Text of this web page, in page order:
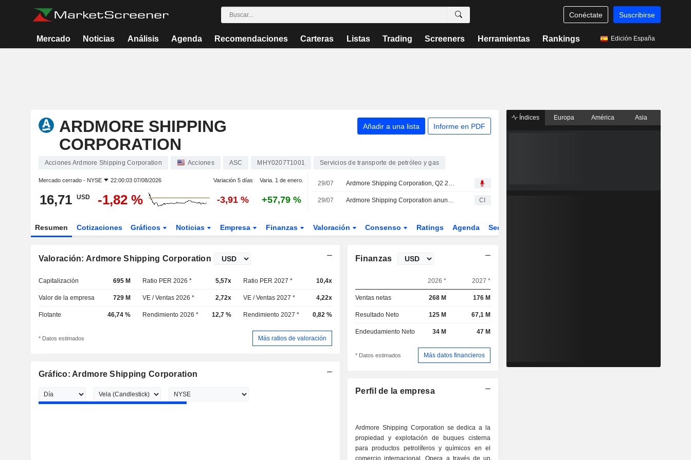
Conéctate Suscribirse
Mercado Noticias Análisis Agenda Recomendaciones Carteras Listas Trading Screeners Herramientas Rankings Edición España
ARDMORE SHIPPING
CORPORATION
Añadir a una lista Informe en PDF
Acciones Ardmore Shipping Corporation Acciones ASC MHY0207T1001 Servicios de transporte de petróleo y gas
Mercado cerrado - NYSE 22:00:03 07/08/2026 Variación 5 días Varia. 1 de enero.
16,71 USD -1,82 % -3,91 % +57,79 %
29/07 Ardmore Shipping Corporation, Q2 2026 Earnings Call, Jul 29, 2026
29/07 Ardmore Shipping Corporation anuncia el pago de un dividendo en efectivo correspondiente al segundo trimestre de 2026, pagadero el 15 de septiembre CI
Resumen Cotizaciones Gráficos Noticias Empresa Finanzas Valoración Consenso Ratings Agenda Sector
Valoración: Ardmore Shipping Corporation
Capitalización 695 M Ratio PER 2026 * 5,57x Ratio PER 2027 * 10,4x
Valor de la empresa 729 M VE / Ventas 2026 * 2,72x VE / Ventas 2027 * 4,22x
Flotante 46,74 % Rendimiento 2026 * 12,7 % Rendimiento 2027 * 0,82 %
* Datos estimados Más ratios de valoración
Gráfico: Ardmore Shipping Corporation
Finanzas
2026 * 2027 *
Ventas netas 268 M 176 M
Resultado Neto 125 M 67,1 M
Endeudamiento Neto 34 M 47 M
* Datos estimados Más datos financieros
Perfil de la empresa
Ardmore Shipping Corporation se dedica a la
propiedad y explotación de buques cisterna
para productos petrolíferos y químicos en el
comercio internacional. Opera a través de un
Índices Europa América Asia